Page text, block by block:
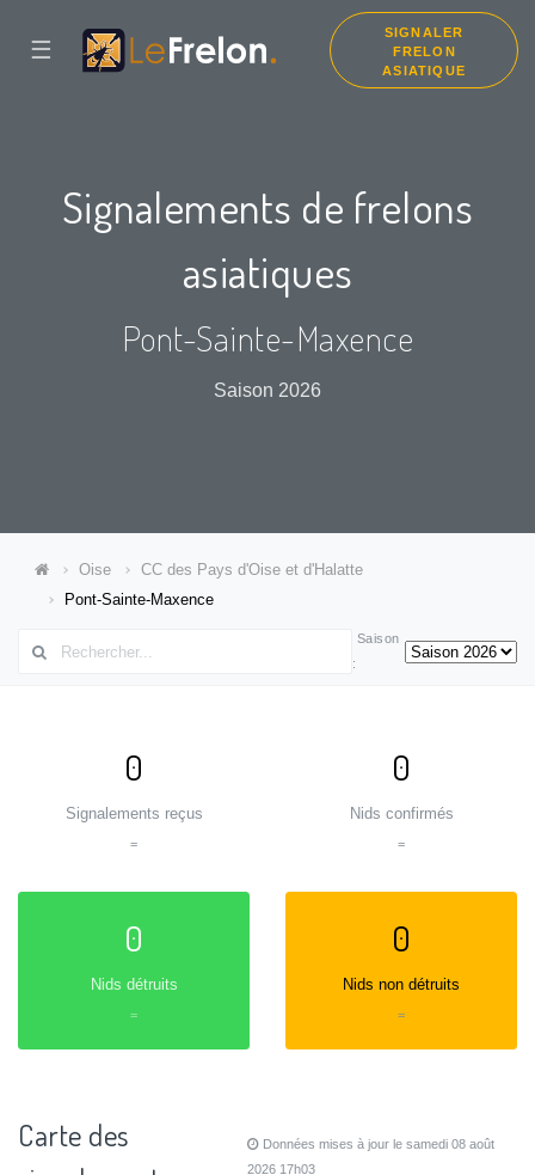
☰
SIGNALER
FRELON
ASIATIQUE
Signalements de frelons
asiatiques
Pont-Sainte-Maxence
Saison 2026
Oise
CC des Pays d'Oise et d'Halatte
Pont-Sainte-Maxence
Saison
:
0
Signalements reçus
=
0
Nids confirmés
=
0
Nids détruits
=
0
Nids non détruits
=
Carte des
Données mises à jour le samedi 08 août
2026 17h03